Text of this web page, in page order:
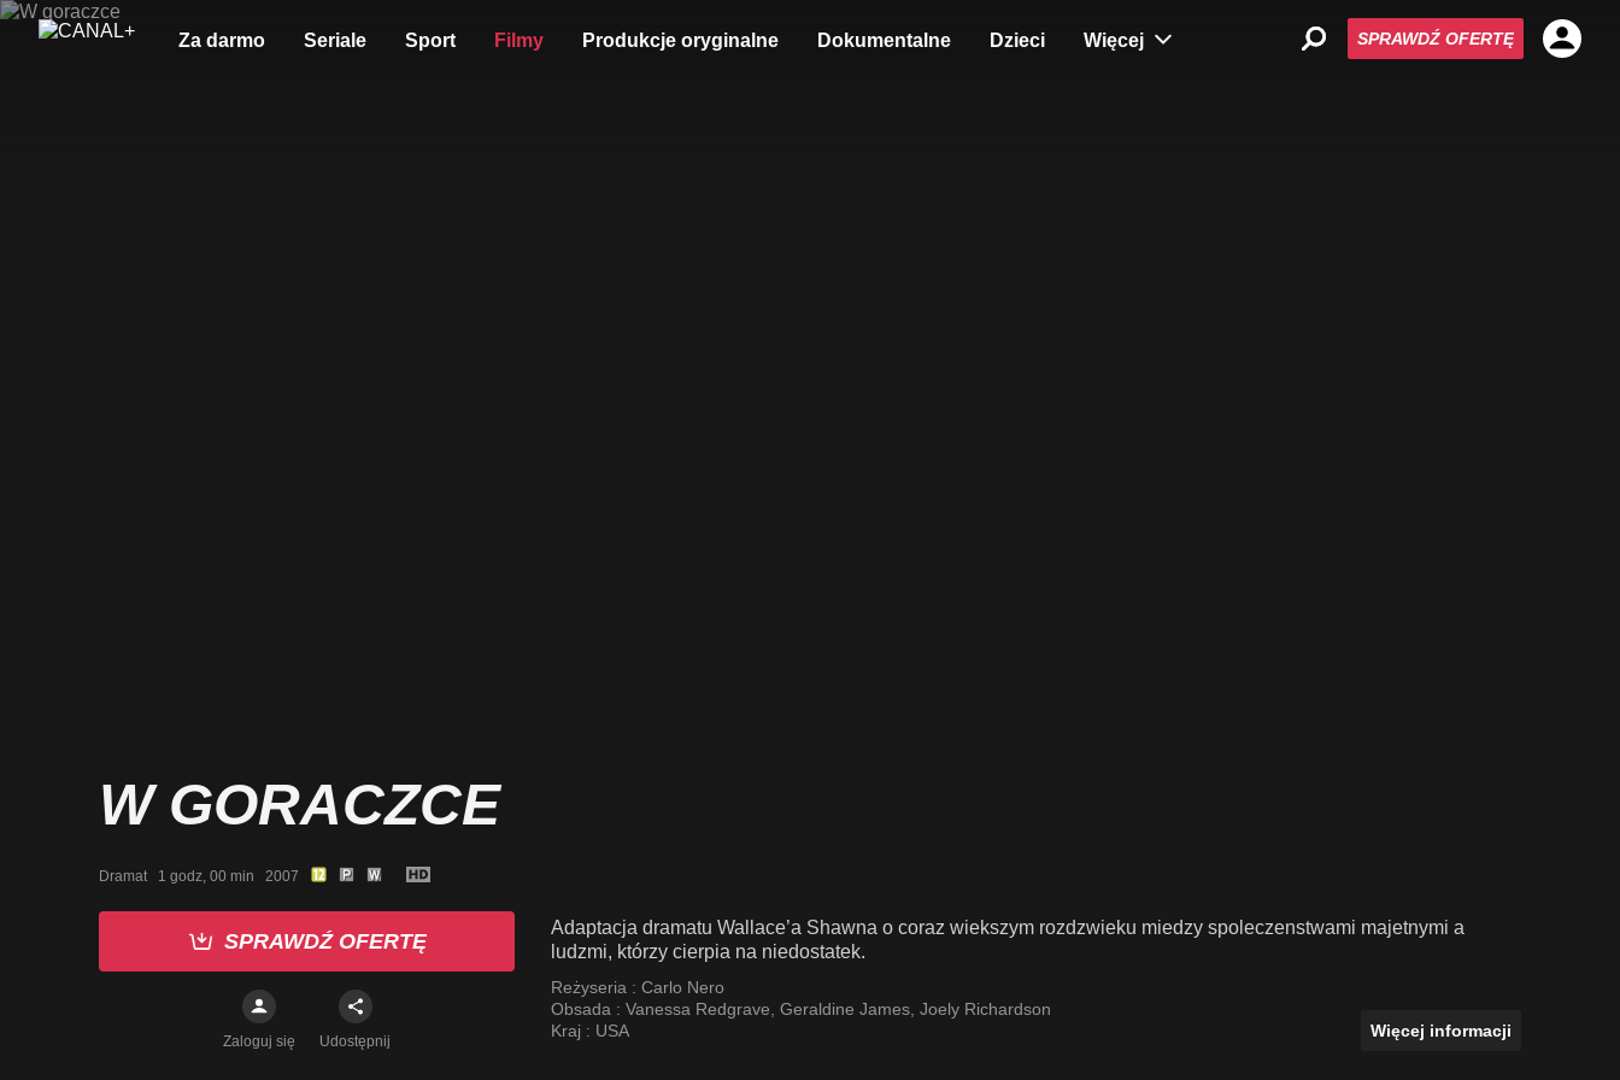
Za darmo Seriale Sport Filmy Produkcje oryginalne Dokumentalne Dzieci Więcej SPRAWDŹ OFERTĘ
W GORACZCE
Dramat   1 godz, 00 min   2007
SPRAWDŹ OFERTĘ
Zaloguj się Udostępnij
Adaptacja dramatu Wallace’a Shawna o coraz wiekszym rozdzwieku miedzy spoleczenstwami majetnymi a
ludzmi, którzy cierpia na niedostatek.
Reżyseria : Carlo Nero
Obsada : Vanessa Redgrave Geraldine James Joely Richardson
Kraj : USA Więcej informacji